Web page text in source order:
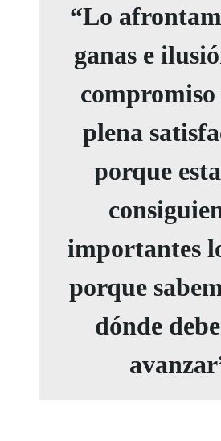
“Lo
ganas e
compromiso
plena
porque
importantes
porque
dónde